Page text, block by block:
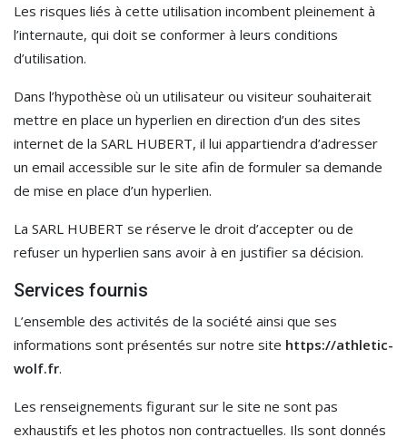
Les risques liés à cette utilisation incombent pleinement à
l’internaute, qui doit se conformer à leurs conditions
d’utilisation.
Dans l’hypothèse où un utilisateur ou visiteur souhaiterait
mettre en place un hyperlien en direction d’un des sites
internet de la SARL HUBERT, il lui appartiendra d’adresser
un email accessible sur le site afin de formuler sa demande
de mise en place d’un hyperlien.
La SARL HUBERT se réserve le droit d’accepter ou de
refuser un hyperlien sans avoir à en justifier sa décision.
Services fournis
L’ensemble des activités de la société ainsi que ses
informations sont présentés sur notre site https://athletic-
wolf.fr.
Les renseignements figurant sur le site ne sont pas
exhaustifs et les photos non contractuelles. Ils sont donnés